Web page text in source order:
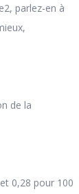
parlez-en à
de la
0,28 pour 100